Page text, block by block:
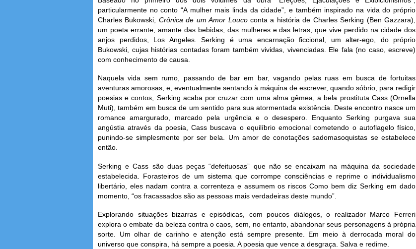
particularmente no conto “A mulher mais linda da cidade”, e também inspirado na vida do próprio
Charles Bukowski, Crônica de um Amor Loucoconta a história de Charles Serking (Ben Gazzara),
um poeta errante, amante das bebidas, das mulheres e das letras, que vive perdido na cidade dos
anjos perdidos, Los Angeles. Serking é uma encarnação ficcional, um alter-ego, do próprio
Bukowski, cujas histórias contadas foram também vividas, vivenciadas. Ele fala (no caso, escreve)
com conhecimento de causa.
Naquela vida sem rumo, passando de bar em bar, vagando pelas ruas em busca de fortuitas
aventuras amorosas, e, eventualmente sentando à máquina de escrever, quando sóbrio, para redigir
poesias e contos, Serking acaba por cruzar com uma alma gêmea, a bela prostituta Cass (Ornella
Muti), também em busca de um sentido para sua atormentada existência. Deste encontro nasce um
romance amargurado, marcado pela urgência e o desespero. Enquanto Serking purgava sua
angústia através da poesia, Cass buscava o equilíbrio emocional cometendo o autoflagelo físico,
punindo-se simplesmente por ser bela. Um amor de conotações sadomasoquistas se estabelece
então.
Serking e Cass são duas peças “defeituosas” que não se encaixam na máquina da sociedade
estabelecida. Forasteiros de um sistema que corrompe consciências e reprime o individualismo
libertário, eles nadam contra a correnteza e assumem os riscos Como bem diz Serking em dado
momento, “os fracassados são as pessoas mais verdadeiras deste mundo”.
Explorando situações bizarras e episódicas, com poucos diálogos, o realizador Marco Ferreri
explora o embate da beleza contra o caos, sem, no entanto, abandonar seus personagens à própria
sorte. Um olhar de carinho e atenção está sempre presente. Em meio à derrocada moral do
universo que conspira, há sempre a poesia. A poesia que vence a desgraça. Salva e redime.